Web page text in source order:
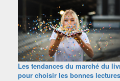
Les tendances du marché du
pour choisir les bonnes